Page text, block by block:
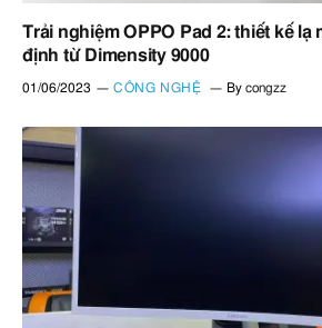
Trải nghiệm OPPO Pad 2: thiết kế lạ
định từ Dimensity 9000
01/06/2023 CÔNG NGHỆ By congzz